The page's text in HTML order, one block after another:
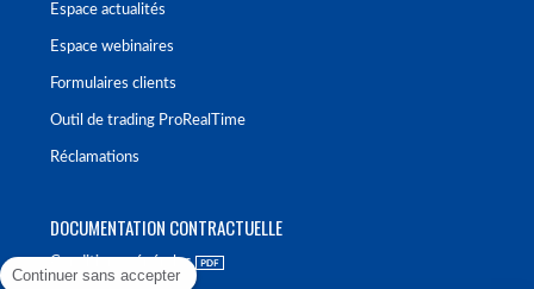
Espace actualités
Espace webinaires
Formulaires clients
Outil de trading ProRealTime
Réclamations
DOCUMENTATION CONTRACTUELLE
Conditions générales
Continuer sans accepter